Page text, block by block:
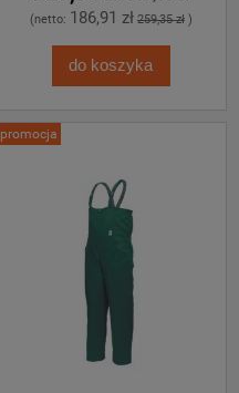
(netto: 186,91 zł 259,35 zł)
do koszyka
promocja